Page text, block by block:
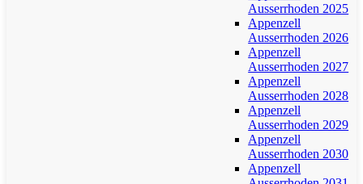
Ausserrhoden 2025
Appenzell
Ausserrhoden 2026
Appenzell
Ausserrhoden 2027
Appenzell
Ausserrhoden 2028
Appenzell
Ausserrhoden 2029
Appenzell
Ausserrhoden 2030
Appenzell